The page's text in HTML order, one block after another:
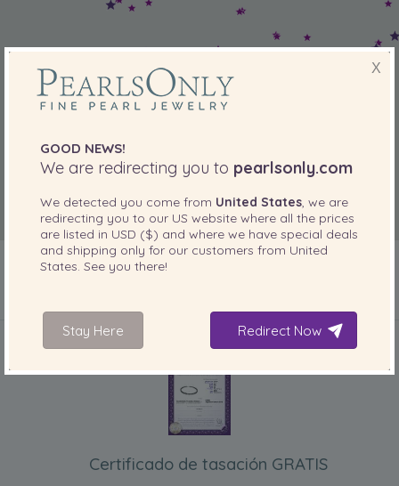
Certificado de tasación GRATIS
X
GOOD NEWS!
We are redirecting you to pearlsonly.com
We detected you come from United States, we are
redirecting you to our US website where all the prices
are listed in USD ($) and where we have special deals
and shipping only for our customers from United
States. See you there!
Stay Here Redirect Now